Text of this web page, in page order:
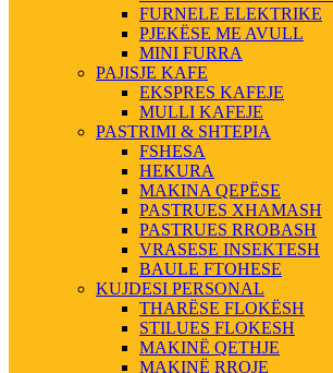
FURNELE ELEKTRIKE
PJEKËSE ME AVULL
MINI FURRA
PAJISJE KAFE
EKSPRES KAFEJE
MULLI KAFEJE
PASTRIMI & SHTEPIA
FSHESA
HEKURA
MAKINA QEPËSE
PASTRUES XHAMASH
PASTRUES RROBASH
VRASESE INSEKTESH
BAULE FTOHESE
KUJDESI PERSONAL
THARËSE FLOKËSH
STILUES FLOKESH
MAKINË QETHJE
MAKINË RROJE